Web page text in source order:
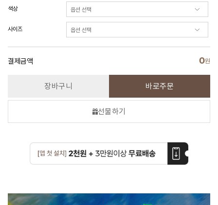
색상
사이즈
결제금액 0원
장바구니 바로주문
선물하기